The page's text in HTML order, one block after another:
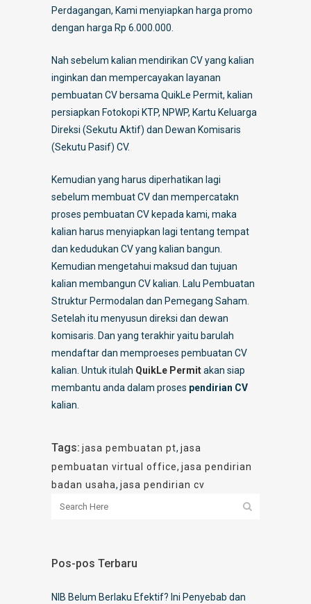
Perdagangan, Kami menyiapkan harga promo
dengan harga Rp 6.000.000.
Nah sebelum kalian mendirikan CV yang kalian
inginkan dan mempercayakan layanan
pembuatan CV bersama QuikLe Permit, kalian
persiapkan Fotokopi KTP, NPWP, Kartu Keluarga
Direksi (Sekutu Aktif) dan Dewan Komisaris
(Sekutu Pasif) CV.
Kemudian yang harus diperhatikan lagi
sebelum membuat CV dan mempercatakn
proses pembuatan CV kepada kami, maka
kalian harus menyiapkan lagi tentang tempat
dan kedudukan CV yang kalian bangun.
Kemudian mengetahui maksud dan tujuan
kalian membangun CV kalian. Lalu Pembuatan
Struktur Permodalan dan Pemegang Saham.
Setelah itu menyusun direksi dan dewan
komisaris. Dan yang terakhir yaitu barulah
mendaftar dan memproeses pembuatan CV
kalian. Untuk itulah QuikLe Permitakan siap
membantu anda dalam proses pendirian CV
kalian.
Tags: jasa pembuatan pt, jasa
pembuatan virtual office, jasa pendirian
badan usaha, jasa pendirian cv
Pos-pos Terbaru
NIB Belum Berlaku Efektif? Ini Penyebab dan